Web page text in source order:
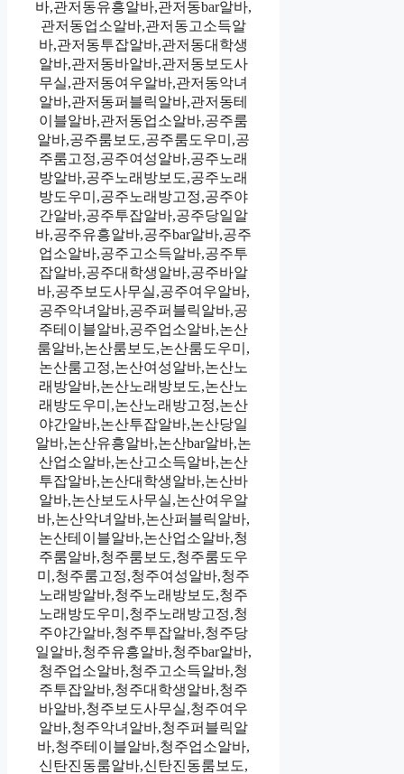
바,관저동유흥알바,관저동bar알바,
관저동업소알바,관저동고소득알
바,관저동투잡알바,관저동대학생
알바,관저동바알바,관저동보도사
무실,관저동여우알바,관저동악녀
알바,관저동퍼블릭알바,관저동테
이블알바,관저동업소알바,공주룸
알바,공주룸보도,공주룸도우미,공
주룸고정,공주여성알바,공주노래
방알바,공주노래방보도,공주노래
방도우미,공주노래방고정,공주야
간알바,공주투잡알바,공주당일알
바,공주유흥알바,공주bar알바,공주
업소알바,공주고소득알바,공주투
잡알바,공주대학생알바,공주바알
바,공주보도사무실,공주여우알바,
공주악녀알바,공주퍼블릭알바,공
주테이블알바,공주업소알바,논산
룸알바,논산룸보도,논산룸도우미,
논산룸고정,논산여성알바,논산노
래방알바,논산노래방보도,논산노
래방도우미,논산노래방고정,논산
야간알바,논산투잡알바,논산당일
알바,논산유흥알바,논산bar알바,논
산업소알바,논산고소득알바,논산
투잡알바,논산대학생알바,논산바
알바,논산보도사무실,논산여우알
바,논산악녀알바,논산퍼블릭알바,
논산테이블알바,논산업소알바,청
주룸알바,청주룸보도,청주룸도우
미,청주룸고정,청주여성알바,청주
노래방알바,청주노래방보도,청주
노래방도우미,청주노래방고정,청
주야간알바,청주투잡알바,청주당
일알바,청주유흥알바,청주bar알바,
청주업소알바,청주고소득알바,청
주투잡알바,청주대학생알바,청주
바알바,청주보도사무실,청주여우
알바,청주악녀알바,청주퍼블릭알
바,청주테이블알바,청주업소알바,
신탄진동룸알바,신탄진동룸보도,